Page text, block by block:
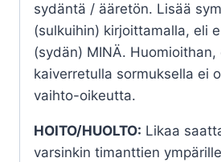
sydäntä / ääretön. Lisää
(sulkuihin) kirjoittamalla, eli
(sydän) MINÄ. Huomioithan,
kaiverretulla sormuksella ei
vaihto-oikeutta.
HOITO/HUOLTO: Likaa
varsinkin timanttien